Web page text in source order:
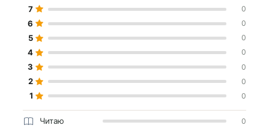
7 0
6 0
5 0
4 0
3 0
2 0
1 0
Читаю 0